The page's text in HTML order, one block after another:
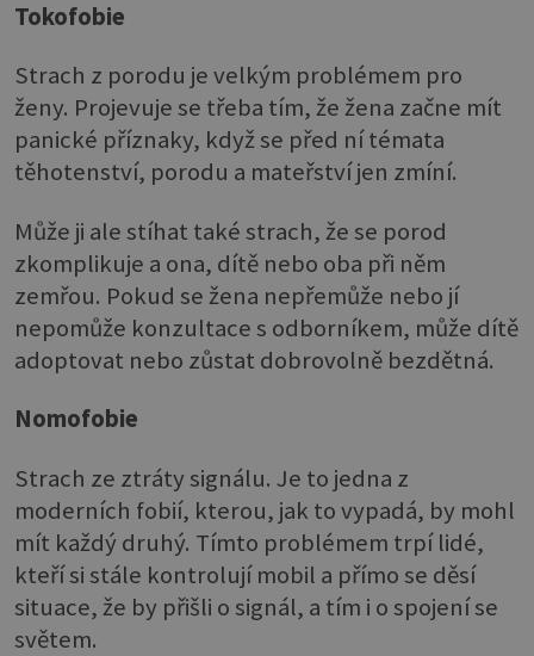
Tokofobie
Strach z porodu je velkým problémem pro
ženy. Projevuje se třeba tím, že žena začne mít
panické příznaky, když se před ní témata
těhotenství, porodu a mateřství jen zmíní.
Může ji ale stíhat také strach, že se porod
zkomplikuje a ona, dítě nebo oba při něm
zemřou. Pokud se žena nepřemůže nebo jí
nepomůže konzultace s odborníkem, může dítě
adoptovat nebo zůstat dobrovolně bezdětná.
Nomofobie
Strach ze ztráty signálu. Je to jedna z
moderních fobií, kterou, jak to vypadá, by mohl
mít každý druhý. Tímto problémem trpí lidé,
kteří si stále kontrolují mobil a přímo se děsí
situace, že by přišli o signál, a tím i o spojení se
světem.